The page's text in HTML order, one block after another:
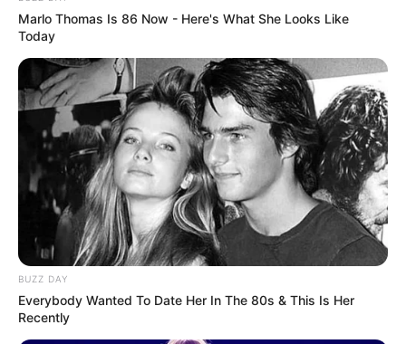
Marlo Thomas Is 86 Now - Here's What She Looks Like
Today
BUZZ DAY
Everybody Wanted To Date Her In The 80s & This Is Her
Recently